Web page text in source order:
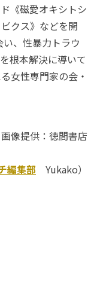
《磁愛オキシトシ
クス》などを開
、性暴力トラウ
根本解決に導いて
女性専門家の会・
像提供：徳間書店
編集部 Yukako）